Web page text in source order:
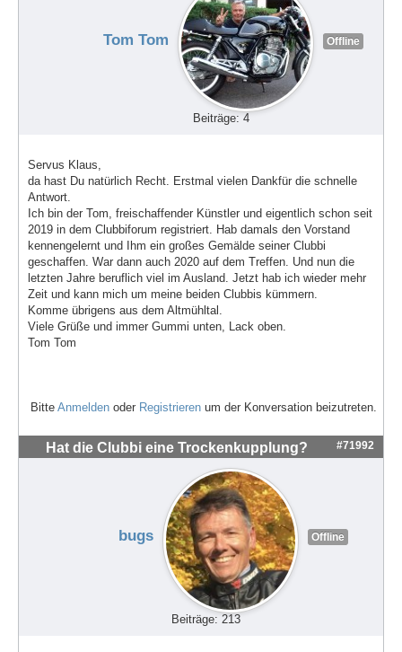
Tom Tom Offline
Beiträge: 4
Servus Klaus,
da hast Du natürlich Recht. Erstmal vielen Dankfür die schnelle
Antwort.
Ich bin der Tom, freischaffender Künstler und eigentlich schon seit
2019 in dem Clubbiforum registriert. Hab damals den Vorstand
kennengelernt und Ihm ein großes Gemälde seiner Clubbi
geschaffen. War dann auch 2020 auf dem Treffen. Und nun die
letzten Jahre beruflich viel im Ausland. Jetzt hab ich wieder mehr
Zeit und kann mich um meine beiden Clubbis kümmern.
Komme übrigens aus dem Altmühltal.
Viele Grüße und immer Gummi unten, Lack oben.
Tom Tom
Bitte Anmelden oder Registrieren um der Konversation beizutreten.
Hat die Clubbi eine Trockenkupplung? #71992
bugs Offline
Beiträge: 213